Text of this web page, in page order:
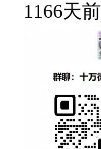
1166天前